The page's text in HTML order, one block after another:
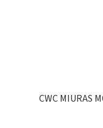
CWC MIURAS